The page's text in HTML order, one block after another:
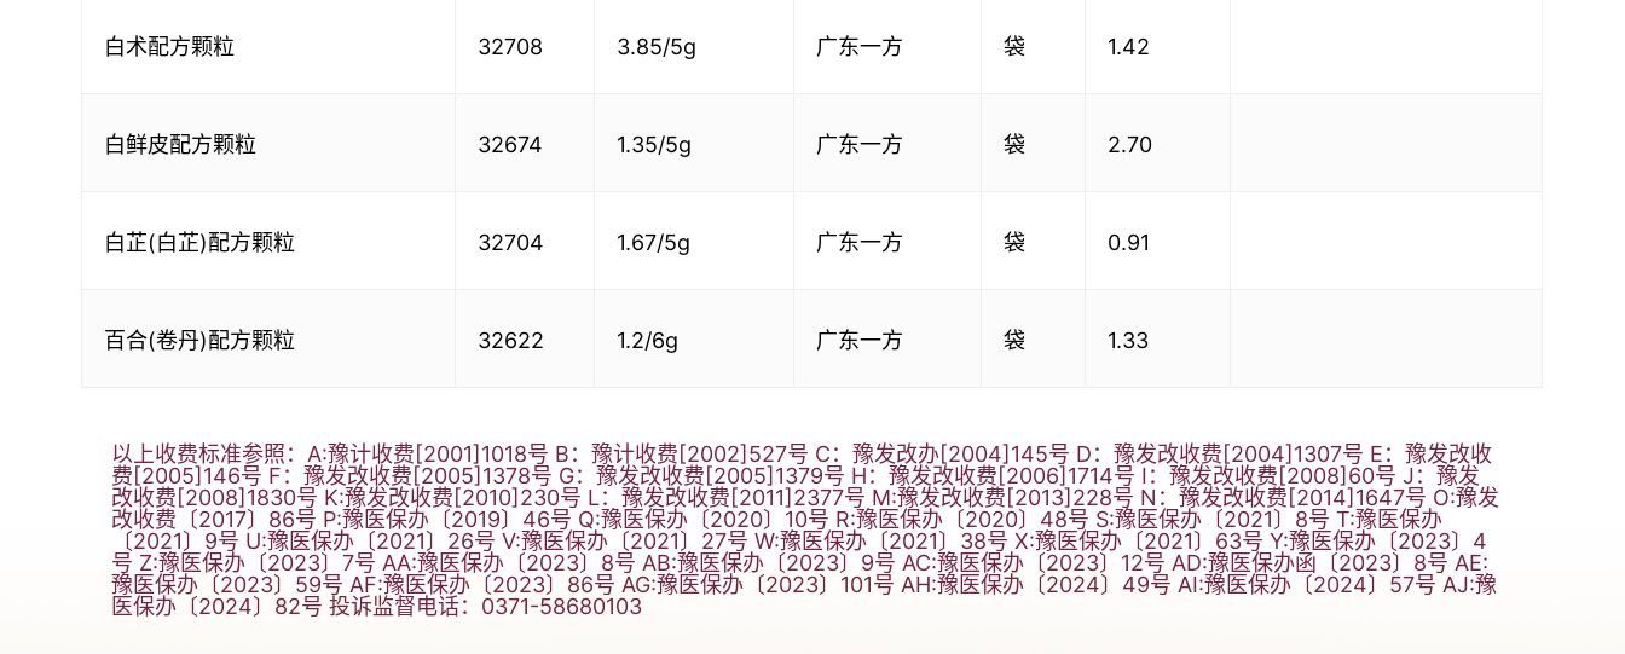
白术配方颗粒 32708 3.85/5g 广东一方 袋 1.42
白鲜皮配方颗粒 32674 1.35/5g 广东一方 袋 2.70
白芷(白芷)配方颗粒 32704 1.67/5g 广东一方 袋 0.91
百合(卷丹)配方颗粒 32622 1.2/6g 广东一方 袋 1.33
以上收费标准参照：A:豫计收费[2001]1018号 B：豫计收费[2002]527号 C：豫发改办[2004]145号 D：豫发改收费[2004]1307号 E：豫发改收
费[2005]146号 F：豫发改收费[2005]1378号 G：豫发改收费[2005]1379号 H：豫发改收费[2006]1714号 I：豫发改收费[2008]60号 J：豫发
改收费[2008]1830号 K:豫发改收费[2010]230号 L：豫发改收费[2011]2377号 M:豫发改收费[2013]228号 N：豫发改收费[2014]1647号 O:豫发
改收费〔2017〕86号 P:豫医保办〔2019〕46号 Q:豫医保办〔2020〕10号 R:豫医保办〔2020〕48号 S:豫医保办〔2021〕8号 T:豫医保办
〔2021〕9号 U:豫医保办〔2021〕26号 V:豫医保办〔2021〕27号 W:豫医保办〔2021〕38号 X:豫医保办〔2021〕63号 Y:豫医保办〔2023〕4
号 Z:豫医保办〔2023〕7号 AA:豫医保办〔2023〕8号 AB:豫医保办〔2023〕9号 AC:豫医保办〔2023〕12号 AD:豫医保办函〔2023〕8号 AE:
豫医保办〔2023〕59号 AF:豫医保办〔2023〕86号 AG:豫医保办〔2023〕101号 AH:豫医保办〔2024〕49号 AI:豫医保办〔2024〕57号 AJ:豫
医保办〔2024〕82号 投诉监督电话：0371-58680103